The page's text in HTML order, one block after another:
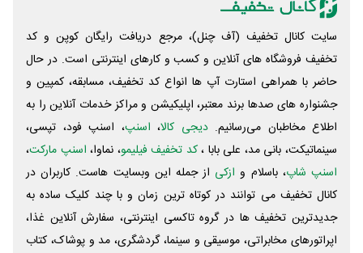
سایت کانال تخفیف (آف چنل)، مرجع دریافت رایگان کوپن و کد
تخفیف فروشگاه های آنلاین و کسب و‌ کارهای اینترنتی است. در حال
حاضر با همراهی استارت آپ ها انواع کد تخفیف، مسابقه، کمپین و
جشنواره های صدها برند معتبر، اپلیکیشن و مراکز خدمات آنلاین را به
اطلاع مخاطبان می‌رسانیم. دیجی کالا، اسنپ، اسنپ فود، تپسی،
سینماتیکت، بانی مد، علی‌ بابا ،کد تخفیف فیلیمو، نماوا، اسنپ مارکت،
اسنپ شاپ، باسلام و ازکی از جمله این وبسایت ‌هاست. کاربران در
کانال تخفیف می توانند در کوتاه ترین زمان و با چند کلیک ساده به
جدیدترین تخفیف ها در گروه تاکسی اینترنتی، سفارش آنلاین غذا،
اپراتورهای مخابراتی، موسیقی و سینما، گردشگری، مد و پوشاک، کتاب